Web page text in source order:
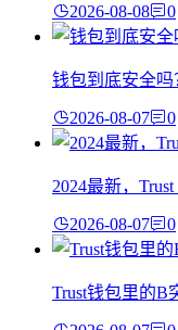
2026-08-08 0
钱包到底安全
2026-08-07 0
2024最新，
2026-08-07 0
Trust钱包里的B